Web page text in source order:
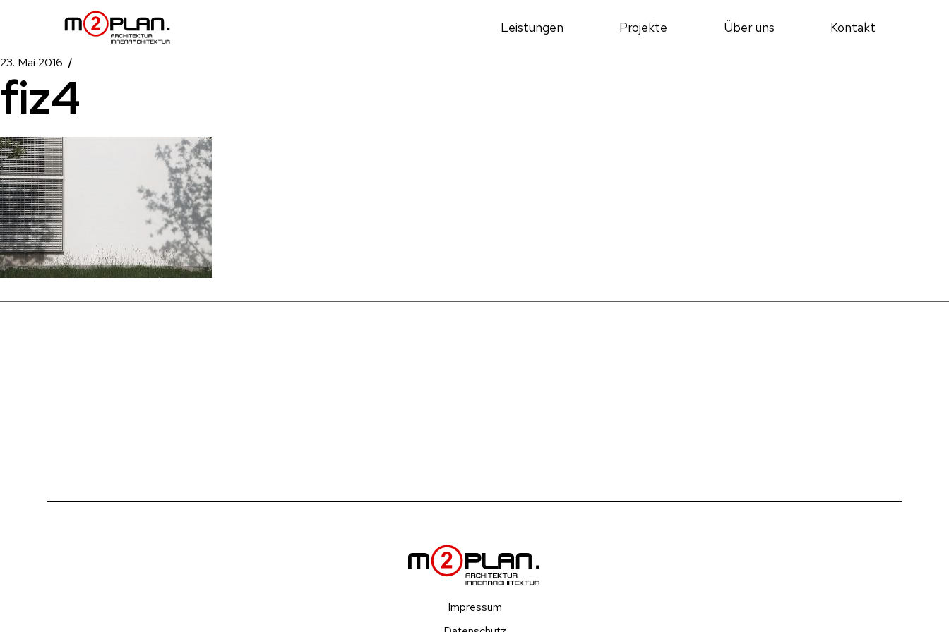
Leistungen Projekte Über uns Kontakt
23. Mai 2016
fiz4
Impressum